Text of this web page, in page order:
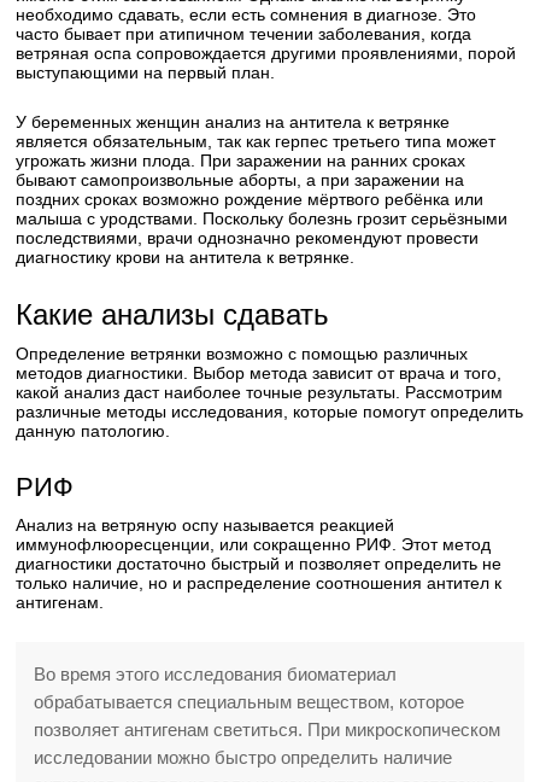
необходимо сдавать, если есть сомнения в диагнозе. Это
часто бывает при атипичном течении заболевания, когда
ветряная оспа сопровождается другими проявлениями, порой
выступающими на первый план.
У беременных женщин анализ на антитела к ветрянке
является обязательным, так как герпес третьего типа может
угрожать жизни плода. При заражении на ранних сроках
бывают самопроизвольные аборты, а при заражении на
поздних сроках возможно рождение мёртвого ребёнка или
малыша с уродствами. Поскольку болезнь грозит серьёзными
последствиями, врачи однозначно рекомендуют провести
диагностику крови на антитела к ветрянке.
Какие анализы сдавать
Определение ветрянки возможно с помощью различных
методов диагностики. Выбор метода зависит от врача и того,
какой анализ даст наиболее точные результаты. Рассмотрим
различные методы исследования, которые помогут определить
данную патологию.
РИФ
Анализ на ветряную оспу называется реакцией
иммунофлюоресценции, или сокращенно РИФ. Этот метод
диагностики достаточно быстрый и позволяет определить не
только наличие, но и распределение соотношения антител к
антигенам.
Во время этого исследования биоматериал
обрабатывается специальным веществом, которое
позволяет антигенам светиться. При микроскопическом
исследовании можно быстро определить наличие